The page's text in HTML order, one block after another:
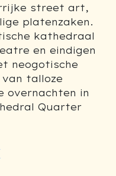
street art,
platenzaken.
kathedraal
en eindigen
neogotische
talloze
overnachten in
Quarter